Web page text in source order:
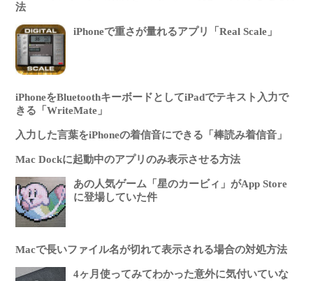
法
iPhoneで重さが量れるアプリ「Real Scale」
iPhoneをBluetoothキーボードとしてiPadでテキスト入力で
きる「WriteMate」
入力した言葉をiPhoneの着信音にできる「棒読み着信音」
Mac Dockに起動中のアプリのみ表示させる方法
あの人気ゲーム「星のカービィ」がApp Store
に登場していた件
Macで長いファイル名が切れて表示される場合の対処方法
4ヶ月使ってみてわかった意外に気付いていな